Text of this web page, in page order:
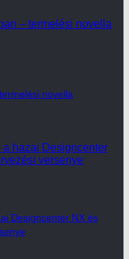
novella
Designcenter NX és